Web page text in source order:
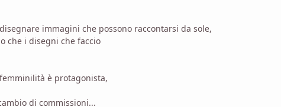
immagini che possono raccontarsi da sole,
che i disegni che faccio
è protagonista,
di commissioni...